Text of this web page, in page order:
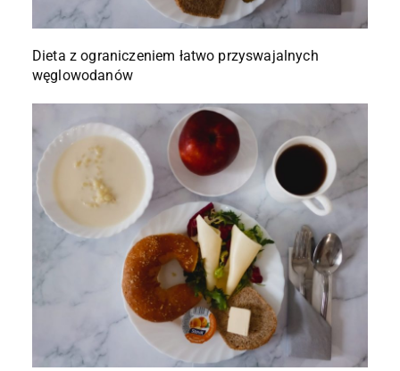
Dieta z ograniczeniem łatwo przyswajalnych
węglowodanów